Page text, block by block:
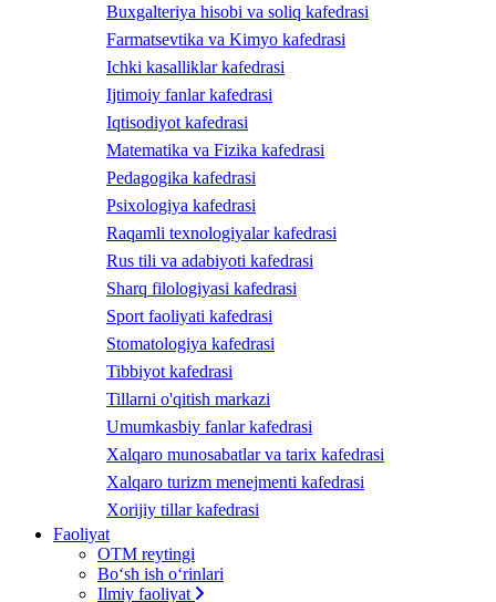
Buxgalteriya hisobi va soliq kafedrasi
Farmatsevtika va Kimyo kafedrasi
Ichki kasalliklar kafedrasi
Ijtimoiy fanlar kafedrasi
Iqtisodiyot kafedrasi
Matematika va Fizika kafedrasi
Pedagogika kafedrasi
Psixologiya kafedrasi
Raqamli texnologiyalar kafedrasi
Rus tili va adabiyoti kafedrasi
Sharq filologiyasi kafedrasi
Sport faoliyati kafedrasi
Stomatologiya kafedrasi
Tibbiyot kafedrasi
Tillarni o'qitish markazi
Umumkasbiy fanlar kafedrasi
Xalqaro munosabatlar va tarix kafedrasi
Xalqaro turizm menejmenti kafedrasi
Xorijiy tillar kafedrasi
Faoliyat
OTM reytingi
Bo‘sh ish o‘rinlari
Ilmiy faoliyat